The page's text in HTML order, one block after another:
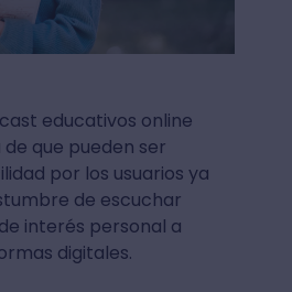
educativos online
que pueden ser
por los usuarios ya
de escuchar
interés personal a
digitales.